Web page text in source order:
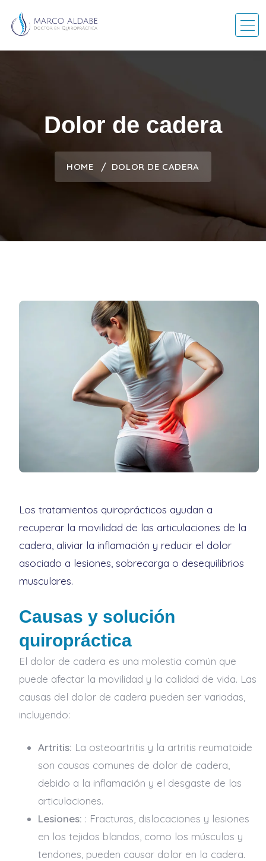
Dolor de cadera
HOME DOLOR DE CADERA
Los tratamientos quiroprácticos ayudan a
recuperar la movilidad de las articulaciones de la
cadera, aliviar la inflamación y reducir el dolor
asociado a lesiones, sobrecarga o desequilibrios
musculares.
Causas y solución
quiropráctica
El dolor de cadera es una molestia común que
puede afectar la movilidad y la calidad de vida. Las
causas del dolor de cadera pueden ser variadas,
incluyendo:
Artritis: La osteoartritis y la artritis reumatoide
son causas comunes de dolor de cadera,
debido a la inflamación y el desgaste de las
articulaciones.
Lesiones: : Fracturas, dislocaciones y lesiones
en los tejidos blandos, como los músculos y
tendones, pueden causar dolor en la cadera.